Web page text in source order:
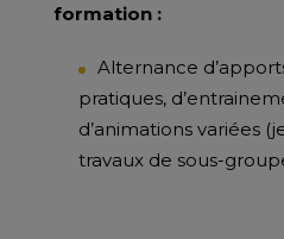
formation :
Alternance
pratiques,
d’animations variées
travaux de sous-